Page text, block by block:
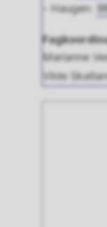
- Haugen:
Marianne
Vilde